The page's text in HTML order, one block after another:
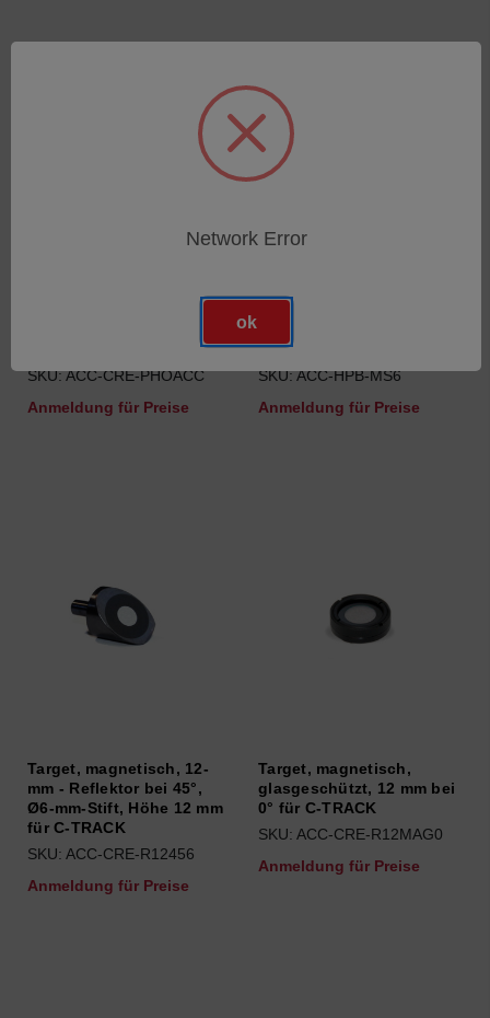
SKU: ACC-CRE-PHOACC
Anmeldung für Preise
Ø 6 mm Stift
SKU: ACC-HPB-MS6
Anmeldung für Preise
Target, magnetisch, 12-
mm - Reflektor bei 45°,
Ø6-mm-Stift, Höhe 12 mm
für C-TRACK
SKU: ACC-CRE-R12456
Anmeldung für Preise
Target, magnetisch,
glasgeschützt, 12 mm bei
0° für C-TRACK
SKU: ACC-CRE-R12MAG0
Anmeldung für Preise
Network Error
ok